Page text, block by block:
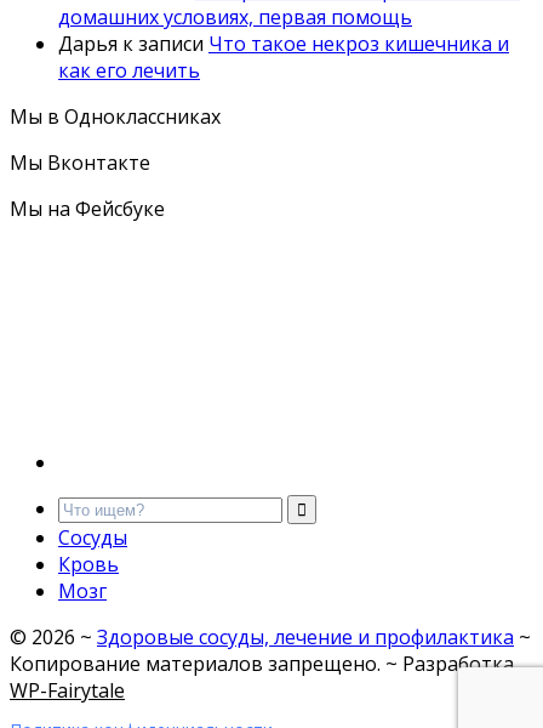
домашних условиях, первая помощь
Дарья к записи Что такое некроз кишечника и
как его лечить
Мы в Одноклассниках
Мы Вконтакте
Мы на Фейсбуке
Сосуды
Кровь
Мозг
© 2026 ~ Здоровые сосуды, лечение и профилактика ~
Копирование материалов запрещено. ~ Разработка
WP-Fairytale